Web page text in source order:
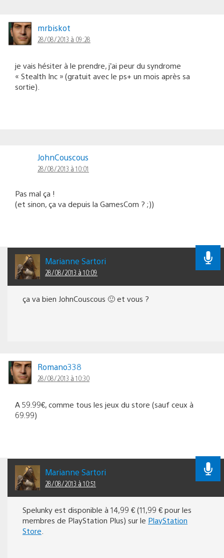
mrbiskot
28/08/2013 à 09:28
je vais hésiter à le prendre, j’ai peur du syndrome
« Stealth Inc » (gratuit avec le ps+ un mois après sa
sortie).
JohnCouscous
28/08/2013 à 10:01
Pas mal ça !
(et sinon, ça va depuis la GamesCom ? ;))
Marianne Sartori
28/08/2013 à 10:09
ça va bien JohnCouscous 🙂 et vous ?
Romano338
28/08/2013 à 10:30
A 59.99€, comme tous les jeux du store (sauf ceux à
69.99)
Marianne Sartori
28/08/2013 à 10:51
Spelunky est disponible à 14,99 € (11,99 € pour les
membres de PlayStation Plus) sur le PlayStation
Store